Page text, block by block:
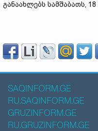
განაახლებს სამშაბათს,
SAQINFORM.GE
RU.SAQINFORM.GE
GRUZINFORM.GE
RU.GRUZINFORM.GE